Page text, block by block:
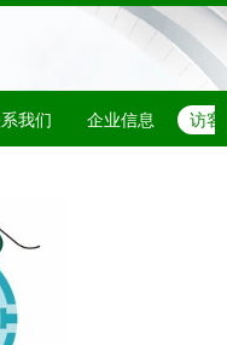
我们 企业信息 访客